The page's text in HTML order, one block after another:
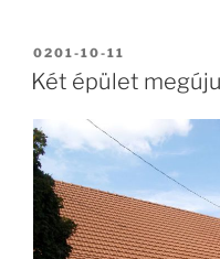
BEKÜLDVE:
0201-10-11
Két épület